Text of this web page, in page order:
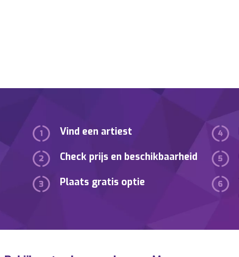
Vind een artiest
Check prijs en beschikbaarheid
Plaats gratis optie